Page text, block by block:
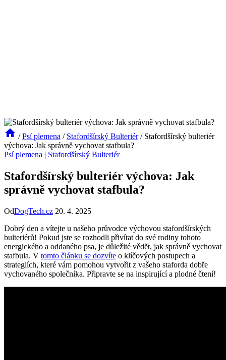
/ Psí plemena / Stafordšírský Bulteriér / Stafordšírský bulteriér
výchova: Jak správně vychovat stafbula?
Psí plemena | Stafordšírský Bulteriér
Stafordšírský bulteriér výchova: Jak
správně vychovat stafbula?
OdDogTech.cz 20. 4. 2025
Dobrý den a vítejte u našeho průvodce výchovou stafordšírských
bulteriérů! Pokud jste se rozhodli přivítat do své rodiny tohoto
energického a oddaného psa, je důležité vědět, jak správně vychovat
stafbula. V tomto článku se dozvíte o klíčových postupech a
strategiích, které vám pomohou vytvořit z vašeho staforda dobře
vychovaného společníka. Připravte se na inspirující a plodné čtení!